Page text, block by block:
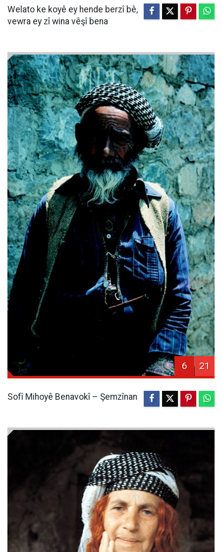
Welato ke koyê ey hende berzî bê,
vewra ey zî wina vêşî bena
6 21
Sofî Mihoyê Benavokî – Şemzînan